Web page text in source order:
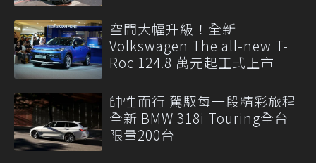
空間大幅升級！全新
Volkswagen The all-new T-
Roc 124.8 萬元起正式上市
帥性而行 駕馭每一段精彩旅程
全新 BMW 318i Touring全台
限量200台